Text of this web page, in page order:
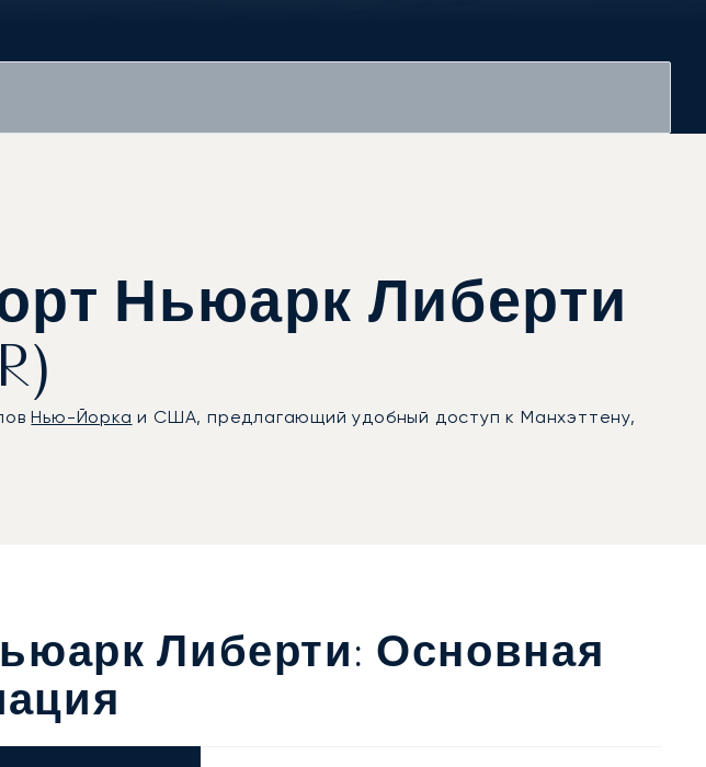
Ньюарк Либерти
Нью-Йорка и США, предлагающий удобный доступ к Манхэттену,
Либерти: Основная